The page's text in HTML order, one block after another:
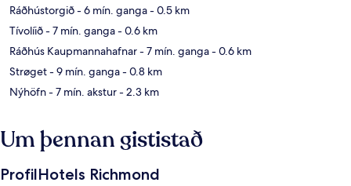
Ráðhústorgið- 6 mín. ganga- 0.5 km
Tívolíið- 7 mín. ganga- 0.6 km
Ráðhús Kaupmannahafnar- 7 mín. ganga- 0.6 km
Strøget- 9 mín. ganga- 0.8 km
Nýhöfn- 7 mín. akstur- 2.3 km
Um þennan gististað
ProfilHotels Richmond